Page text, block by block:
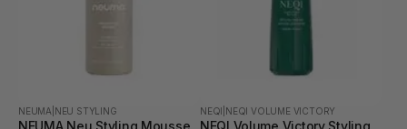
NEUMA NEU STYLING
NEUMA Neu Styling Mousse
NEQI NEQI VOLUME VICTORY
NEQI Volume Victory Styling